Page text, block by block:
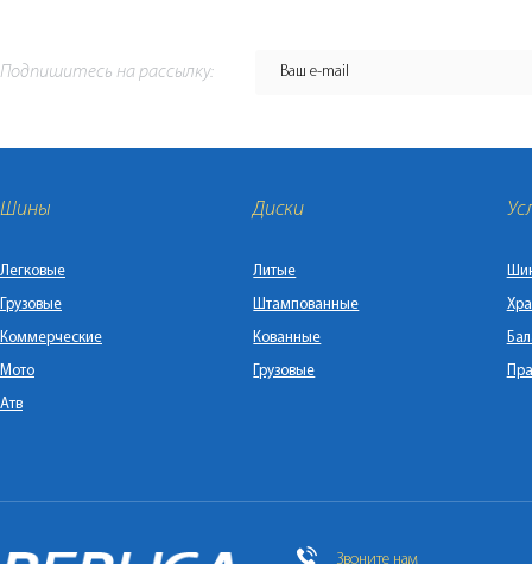
Подпишитесь на рассылку:
Шины
Легковые
Грузовые
Коммерческие
Мото
Атв
Диски
Литые
Штампованные
Кованные
Грузовые
Звоните нам